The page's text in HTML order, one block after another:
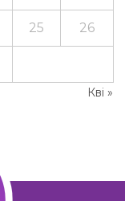
Кві »
25 26